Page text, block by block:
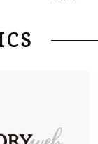
“若い＝美しい”と
ゃあ底上げ運